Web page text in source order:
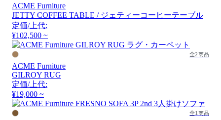
ACME Furniture
JETTY COFFEE TABLE / ジェティーコーヒーテーブル
定価/上代:
¥102,500 ~
全2商品
ACME Furniture
GILROY RUG
定価/上代:
¥19,000 ~
全1商品